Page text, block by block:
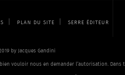
| PLAN DU SITE | SERRE ÉDITEUR
by Jacques Gandini
vouloir nous en demander l’autorisation.